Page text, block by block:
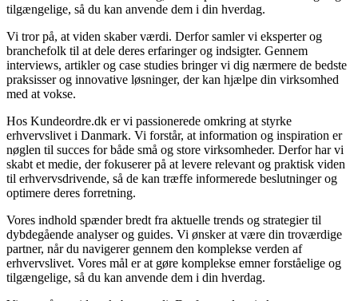
tilgængelige, så du kan anvende dem i din hverdag.
Vi tror på, at viden skaber værdi. Derfor samler vi eksperter og
branchefolk til at dele deres erfaringer og indsigter. Gennem
interviews, artikler og case studies bringer vi dig nærmere de bedste
praksisser og innovative løsninger, der kan hjælpe din virksomhed
med at vokse.
Hos Kundeordre.dk er vi passionerede omkring at styrke
erhvervslivet i Danmark. Vi forstår, at information og inspiration er
nøglen til succes for både små og store virksomheder. Derfor har vi
skabt et medie, der fokuserer på at levere relevant og praktisk viden
til erhvervsdrivende, så de kan træffe informerede beslutninger og
optimere deres forretning.
Vores indhold spænder bredt fra aktuelle trends og strategier til
dybdegående analyser og guides. Vi ønsker at være din troværdige
partner, når du navigerer gennem den komplekse verden af
erhvervslivet. Vores mål er at gøre komplekse emner forståelige og
tilgængelige, så du kan anvende dem i din hverdag.